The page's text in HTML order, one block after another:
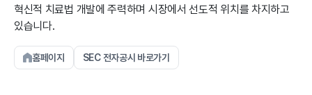
혁신적 치료법 개발에 주력하며 시장에서 선도적 위치를 차지하고
있습니다.
홈페이지 SEC 전자공시 바로가기